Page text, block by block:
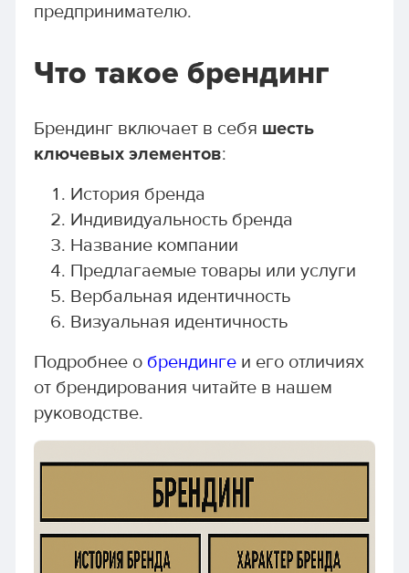
предпринимателю.
Что такое брендинг
Брендинг включает в себя шесть
ключевых элементов:
История бренда
Индивидуальность бренда
Название компании
Предлагаемые товары или услуги
Вербальная идентичность
Визуальная идентичность
Подробнее о брендингеи его отличиях
от брендирования читайте в нашем
руководстве.